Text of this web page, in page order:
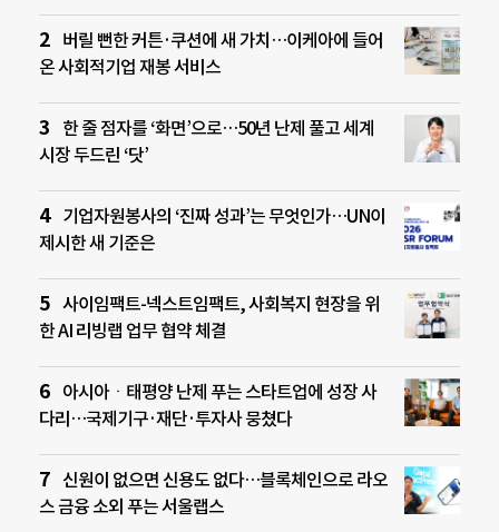
버릴 뻔한 커튼·쿠션에 새 가치…이케아에 들어
온 사회적기업 재봉 서비스
한 줄 점자를 ‘화면’으로…50년 난제 풀고 세계
시장 두드린 ‘닷’
기업자원봉사의 ‘진짜 성과’는 무엇인가…UN이
제시한 새 기준은
사이임팩트-넥스트임팩트, 사회복지 현장을 위
한 AI 리빙랩 업무 협약 체결
아시아ㆍ태평양 난제 푸는 스타트업에 성장 사
다리…국제기구·재단·투자사 뭉쳤다
신원이 없으면 신용도 없다…블록체인으로 라오
스 금융 소외 푸는 서울랩스